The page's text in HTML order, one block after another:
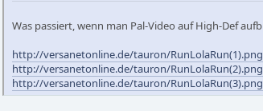
Was passiert, wenn man Pal-Video auf High-Def
http://versanetonline.de/tauron/RunLolaRun(1).png
http://versanetonline.de/tauron/RunLolaRun(2).png
http://versanetonline.de/tauron/RunLolaRun(3).png